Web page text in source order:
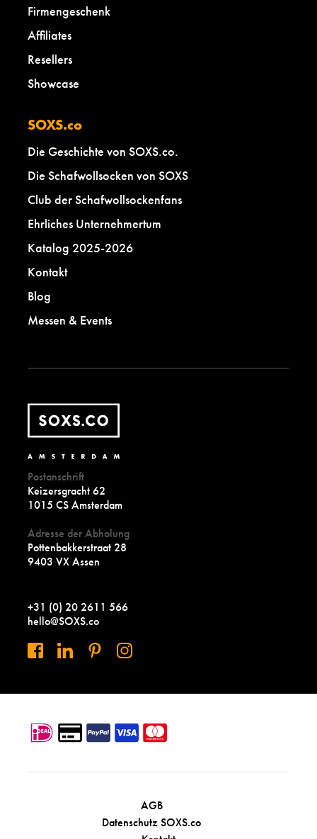
Firmengeschenk
Affiliates
Resellers
Showcase
SOXS.co
Die Geschichte von SOXS.co.
Die Schafwollsocken von SOXS
Club der Schafwollsockenfans
Ehrliches Unternehmertum
Katalog 2025-2026
Kontakt
Blog
Messen & Events
Postanschrift
Keizersgracht 62
1015 CS Amsterdam
Adresse der Abholung
Pottenbakkerstraat 28
9403 VX Assen
+31 (0) 20 2611 566
hello@SOXS.co
AGB
Datenschutz SOXS.co